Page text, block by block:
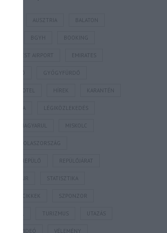
AUSZTRIA BALATON
BGYH BOOKING
BUDAPEST AIRPORT EMIRATES
GYÓGYFÜRDŐ
HOTEL HÍREK KARANTÉN
KÍNA LÉGIKÖZLEKEDÉS
MAGYARUL MISKOLC
OLASZORSZÁG
REPÜLŐ REPÜLŐJÁRAT
RYANAIR STATISZTIKA
SZAKMAI CIKKEK SZPONZOR
TURIZMUS UTAZÁS
VIDEÓ VÉLEMÉNY